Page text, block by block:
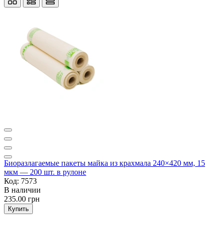
Биоразлагаемые пакеты майка из крахмала 240×420 мм, 15
мкм — 200 шт. в рулоне
Код: 7573
В наличии
235.00 грн
Купить